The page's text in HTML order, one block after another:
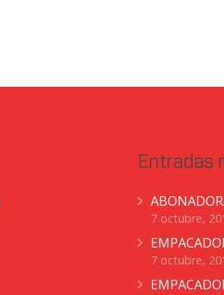
Entradas
7 octubre,
7 octubre,